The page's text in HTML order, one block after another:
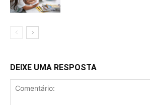
DEIXE UMA RESPOSTA